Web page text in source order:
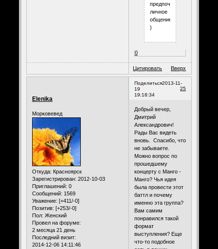
предпочитаете
личное
общение.
)
0
Цитировать Вверх
Поделиться
25
2013-11-
19
19:18:34
Elenika
Морковевед
Откуда: Красноярск
Зарегистрирован: 2012-10-03
Приглашений: 0
Сообщений: 1569
Уважение: [+411/-0]
Позитив: [+253/-0]
Пол: Женский
Провел на форуме:
2 месяца 21 день
Последний визит:
2014-12-06 14:11:46
Добрый вечер,
Дмитрий
Александрович!
Рады Вас видеть
вновь. Спасибо, что
не забываете.
Можно вопрос по
прошедшему
концерту с Манго -
Манго? Чья идея
была провести этот
баттл и почему
именно эта группа?
Вам самим
понравился такой
формат
выступления? Еще
что-то подобное